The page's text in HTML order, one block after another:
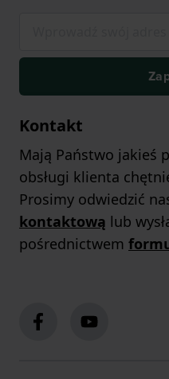
Kontakt
Mają Państwo jakieś
obsługi klienta
Prosimy odwiedzić
kontaktową lub
pośrednictwem